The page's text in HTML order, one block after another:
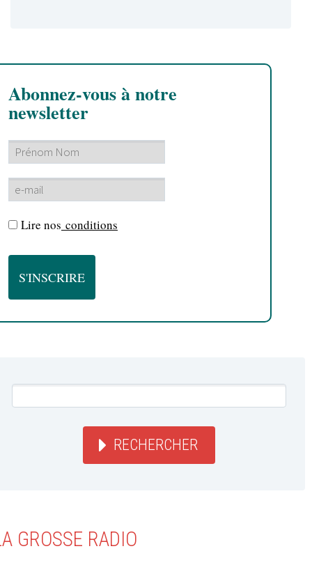
Abonnez-vous à notre
newsletter
Lire nos conditions
RECHERCHER
GROSSE RADIO